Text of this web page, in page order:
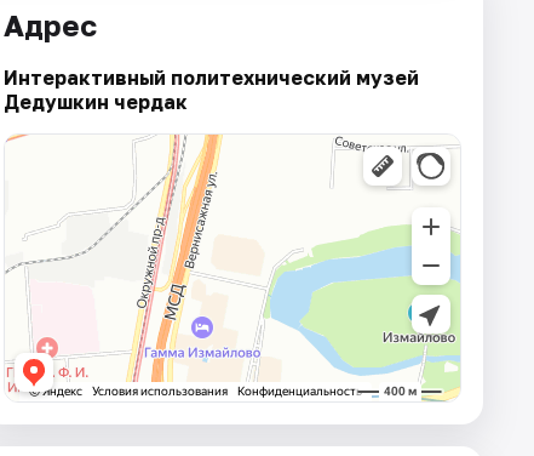
Адрес
Интерактивный политехнический музей
Дедушкин чердак